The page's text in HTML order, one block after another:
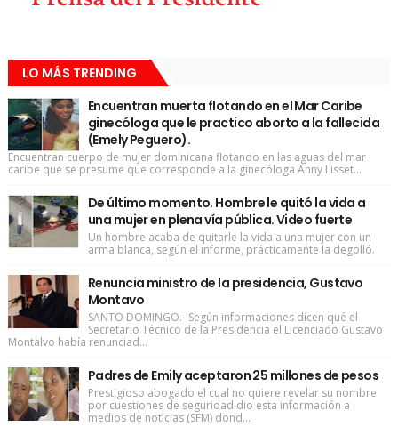
LO MÁS TRENDING
Encuentran muerta flotando en el Mar Caribe
ginecóloga que le practico aborto a la fallecida
(Emely Peguero).
Encuentran cuerpo de mujer dominicana flotando en las aguas del mar
caribe que se presume que corresponde a la ginecóloga Anny Lisset...
De último momento. Hombre le quitó la vida a
una mujer en plena vía pública. Video fuerte
Un hombre acaba de quitarle la vida a una mujer con un
arma blanca, según el informe, prácticamente la degolló.
Renuncia ministro de la presidencia, Gustavo
Montavo
SANTO DOMINGO.- Según informaciones dicen qué el
Secretario Técnico de la Presidencia el Licenciado Gustavo
Montalvo había renunciad...
Padres de Emily aceptaron 25 millones de pesos
Prestigioso abogado el cual no quiere revelar su nombre
por cuestiones de seguridad dio esta información a
medios de noticias (SFM) dond...